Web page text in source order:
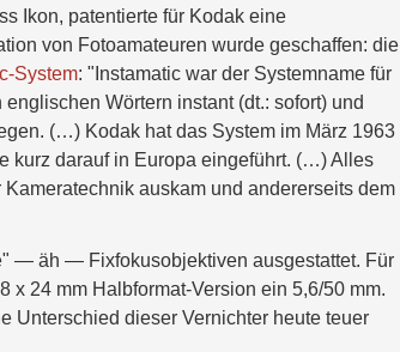
Ikon, patentierte für Kodak eine
von Fotoamateuren wurde geschaffen: die
System: "Instamatic war der Systemname für
Wörtern instant (dt.: sofort) und
(…) Kodak hat das System im März 1963
kurz darauf in Europa eingeführt. (…) Alles
auskam und andererseits dem
— äh — Fixfokusobjektiven ausgestattet. Für
x 24 mm Halbformat-Version ein 5,6/50 mm.
Unterschied dieser Vernichter heute teuer